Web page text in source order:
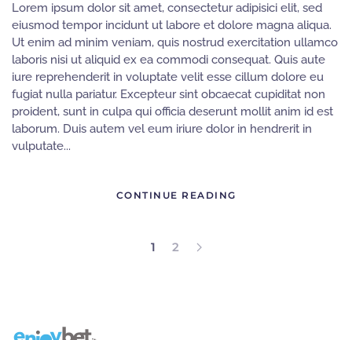
Lorem ipsum dolor sit amet, consectetur adipisici elit, sed
eiusmod tempor incidunt ut labore et dolore magna aliqua.
Ut enim ad minim veniam, quis nostrud exercitation ullamco
laboris nisi ut aliquid ex ea commodi consequat. Quis aute
iure reprehenderit in voluptate velit esse cillum dolore eu
fugiat nulla pariatur. Excepteur sint obcaecat cupiditat non
proident, sunt in culpa qui officia deserunt mollit anim id est
laborum. Duis autem vel eum iriure dolor in hendrerit in
vulputate...
CONTINUE READING
1 2